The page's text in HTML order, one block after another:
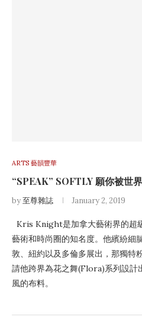
ARTS 藝韻豐華
“SPEAK” SOFTLY 願你被世
by至尊雜誌 January 2, 2019
Kris Knight是加拿大藝術界的超
藝術和時尚圈的知名度。他繽紛細
敦、紐約以及多倫多展出，那獨特
請他跨界為花之舞(Flora)系列設
風的布料。